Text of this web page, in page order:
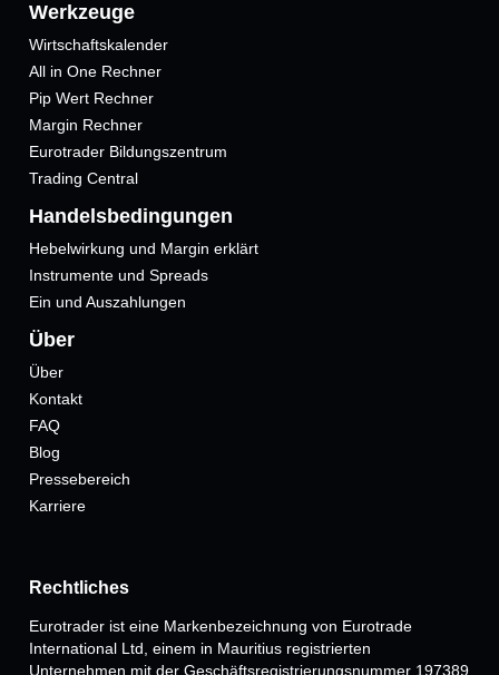
Werkzeuge
Wirtschaftskalender
All in One Rechner
Pip Wert Rechner
Margin Rechner
Eurotrader Bildungszentrum
Trading Central
Handelsbedingungen
Hebelwirkung und Margin erklärt
Instrumente und Spreads
Ein und Auszahlungen
Über
Über
Kontakt
FAQ
Blog
Pressebereich
Karriere
Rechtliches
Eurotrader ist eine Markenbezeichnung von Eurotrade
International Ltd, einem in Mauritius registrierten
Unternehmen mit der Geschäftsregistrierungsnummer 197389